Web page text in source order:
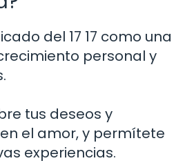
del 17 17 como una
personal y
tus deseos y
el amor, y permítete
experiencias.